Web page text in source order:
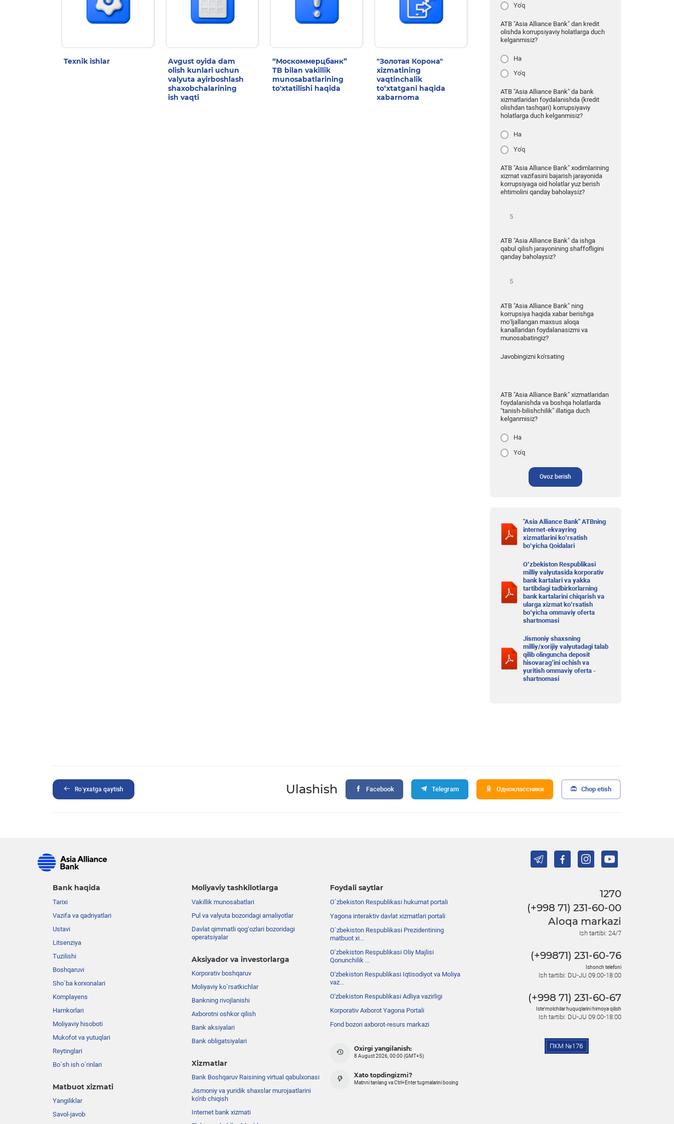
Texnik ishlar
Avgust oyida dam
olish kunlari uchun
valyuta ayirboshlash
shaxobchalarining
ish vaqti
“Москоммерцбанк”
TB bilan vakillik
munosabatlarining
to'xtatilishi haqida
"Золотая Корона"
xizmatining
vaqtinchalik
to‘xtatgani haqida
xabarnoma
Yo'q
ATB "Asia Alliance Bank" dan kredit
olishda korrupsiyaviy holatlarga duch
kelganmisiz?
Ha
Yo'q
ATB "Asia Alliance Bank" da bank
xizmatlaridan foydalanishda (kredit
olishdan tashqari) korrupsiyaviy
holatlarga duch kelganmisiz?
Ha
Yo'q
ATB "Asia Alliance Bank" xodimlarining
xizmat vazifasini bajarish jarayonida
korrupsiyaga oid holatlar yuz berish
ehtimolini qanday baholaysiz?
ATB "Asia Alliance Bank" da ishga
qabul qilish jarayonining shaffofligini
qanday baholaysiz?
ATB "Asia Alliance Bank" ning
korrupsiya haqida xabar berishga
mo‘ljallangan maxsus aloqa
kanallaridan foydalanasizmi va
munosabatingiz?
Javobingizni ko'rsating
ATB "Asia Alliance Bank" xizmatlaridan
foydalanishda va boshqa holatlarda
“tanish-bilishchilik” illatiga duch
kelganmisiz?
Ha
Yo'q
Ovoz berish
"Asia Alliance Bank" ATBning
internet-ekvayring
xizmatlarini ko‘rsatish
bo‘yicha Qoidalari
O‘zbekiston Respublikasi
milliy valyutasida korporativ
bank kartalari va yakka
tartibdagi tadbirkorlarning
bank kartalarini chiqarish va
ularga xizmat ko‘rsatish
bo‘yicha ommaviy oferta
shartnomasi
Jismoniy shaxsning
milliy/xorijiy valyutadagi talab
qilib olinguncha deposit
hisovarag’ini ochish va
yuritish ommaviy oferta -
shartnomasi
Ro’yxatga qaytish Ulashish Facebook Telegram Одноклассники Chop etish
Bank haqida
Tarixi
Vazifa va qadriyatlari
Ustavi
Litsenziya
Tuzilishi
Boshqaruvi
Sho`ba korxonalari
Komplayens
Hamkorlari
Moliyaviy hisoboti
Mukofot va yutuqlari
Reytinglari
Bo`sh ish o`rinlari
Matbuot xizmati
Yangiliklar
Savol-javob
Moliyaviy tashkilotlarga
Vakillik munosabatlari
Pul va valyuta bozoridagi amaliyotlar
Davlat qimmatli qog‘ozlari bozoridagi
operatsiyalar
Aksiyador va investorlarga
Korporativ boshqaruv
Moliyaviy ko`rsatkichlar
Bankning rivojlanishi
Axborotni oshkor qilish
Bank aksiyalari
Bank obligatsiyalari
Xizmatlar
Bank Boshqaruv Raisining virtual qabulxonasi
Jismoniy va yuridik shaxslar murojaatlarini
ko'rib chiqish
Internet bank xizmati
Foydali saytlar
O`zbekiston Respublikasi hukumat portali
Yagona interaktiv davlat xizmatlari portali
O`zbekiston Respublikasi Prezidentining
matbuot xi...
Oʼzbekiston Respublikasi Oliy Majlisi
Qonunchilik ...
O'zbekiston Respublikasi Iqtisodiyot va Moliya
vaz...
O'zbekiston Respublikasi Adliya vazirligi
Korporativ Axborot Yagona Portali
Fond bozori axborot-resurs markazi
Oxirgi yangilanish:
8 August 2026, 00:00 (GMT+5)
Xato topdingizmi?
Matnni tanlang va Ctrl+Enter tugmalarini bosing
1270
(+998 71) 231-60-00
Aloqa markazi
Ish tartibi: 24/7
(+99871) 231-60-76
Ishonch telefoni
Ish tartibi: DU-JU 09:00-18:00
(+998 71) 231-60-67
Iste'molchilar huquqlarini himoya qilish
Ish tartibi: DU-JU 09:00-18:00